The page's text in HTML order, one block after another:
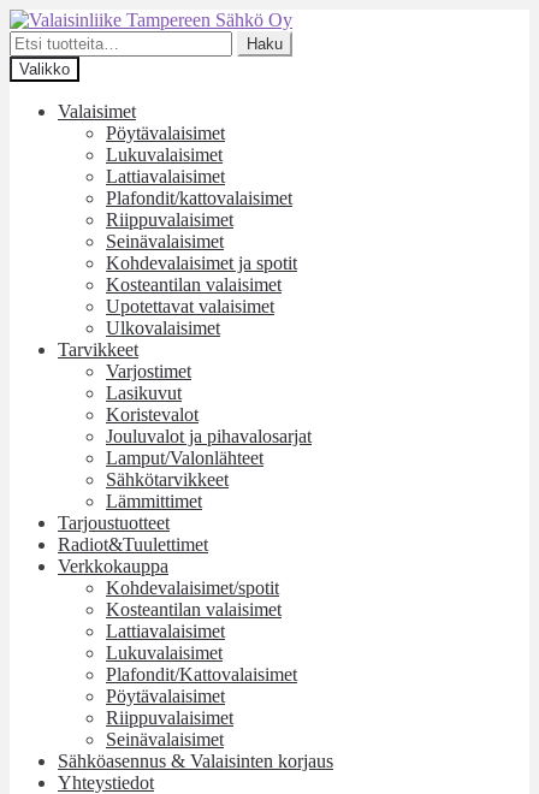
Siirry
navigointiin
Siirry
sisältöön
Etsi:
Haku
Valikko
Valaisimet
Pöytävalaisimet
Lukuvalaisimet
Lattiavalaisimet
Plafondit/kattovalaisimet
Riippuvalaisimet
Seinävalaisimet
Kohdevalaisimet ja spotit
Kosteantilan valaisimet
Upotettavat valaisimet
Ulkovalaisimet
Tarvikkeet
Varjostimet
Lasikuvut
Koristevalot
Jouluvalot ja pihavalosarjat
Lamput/Valonlähteet
Sähkötarvikkeet
Lämmittimet
Tarjoustuotteet
Radiot&Tuulettimet
Verkkokauppa
Kohdevalaisimet/spotit
Kosteantilan valaisimet
Lattiavalaisimet
Lukuvalaisimet
Plafondit/Kattovalaisimet
Pöytävalaisimet
Riippuvalaisimet
Seinävalaisimet
Sähköasennus & Valaisinten korjaus
Yhteystiedot